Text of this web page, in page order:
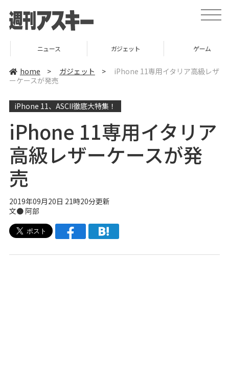
t
o
e
v
n
ニュース ガジェット ゲーム
home > ガジェット >
iPhone 11専用イタリア高級レザ
ーケースが発売
iPhone 11、ASCII徹底大特集！
iPhone 11専用イタリア
高級レザーケースが発
売
2019年09月20日 21時20分更新
文● 阿部